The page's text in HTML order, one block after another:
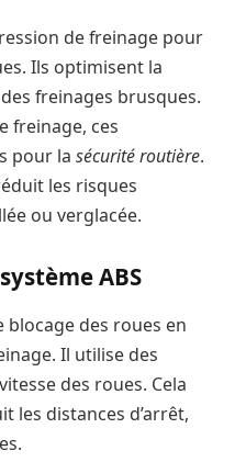
de freinage pour
Ils optimisent la
freinages brusques.
freinage, ces
pour la sécurité routière.
les risques
ou verglacée.
ABS
blocage des roues en
Il utilise des
des roues. Cela
les distances d’arrêt,